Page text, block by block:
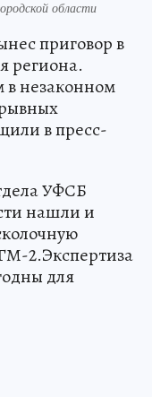
области
приговор в
региона.
незаконном
в пресс-
УФСБ
нашли и
2.Экспертиза
для